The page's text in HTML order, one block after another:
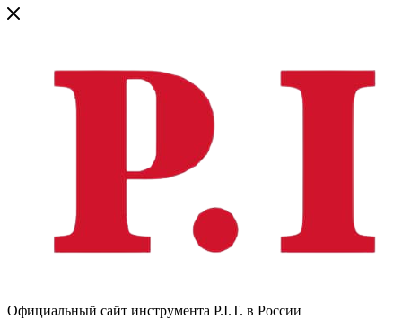
Официальный сайт инструмента P.I.T. в России